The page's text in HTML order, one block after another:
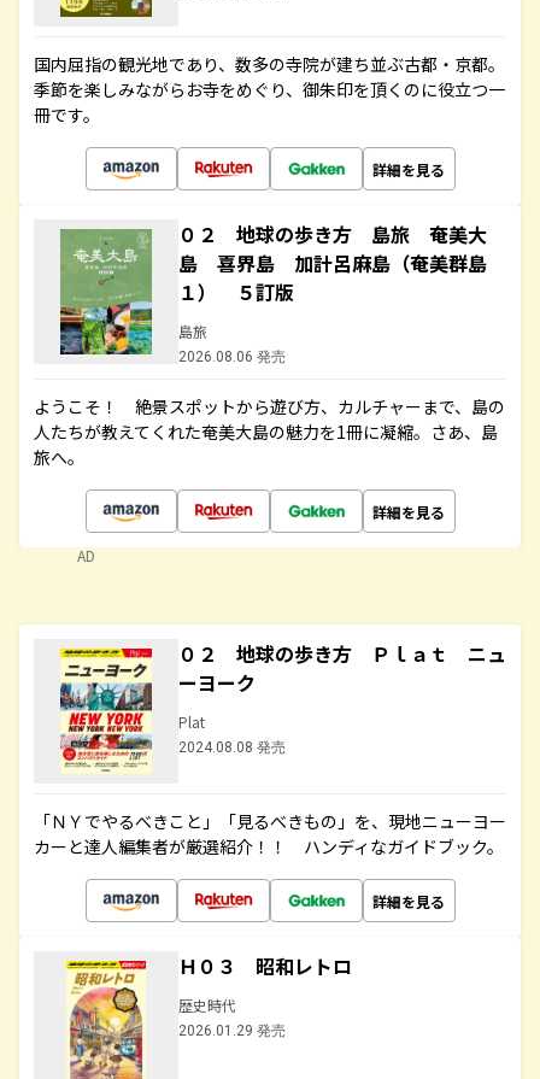
国内屈指の観光地であり、数多の寺院が建ち並ぶ古都・京都。
季節を楽しみながらお寺をめぐり、御朱印を頂くのに役立つ一
冊です。
詳細を見る
０２ 地球の歩き方 島旅 奄美大
島 喜界島 加計呂麻島（奄美群島
１） ５訂版
島旅
2026.08.06 発売
ようこそ！ 絶景スポットから遊び方、カルチャーまで、島の
人たちが教えてくれた奄美大島の魅力を1冊に凝縮。さあ、島
旅へ。
詳細を見る
AD
０２ 地球の歩き方 Ｐｌａｔ ニュ
ーヨーク
Plat
2024.08.08 発売
「ＮＹでやるべきこと」「見るべきもの」を、現地ニューヨー
カーと達人編集者が厳選紹介！！ ハンディなガイドブック。
詳細を見る
Ｈ０３ 昭和レトロ
歴史時代
2026.01.29 発売